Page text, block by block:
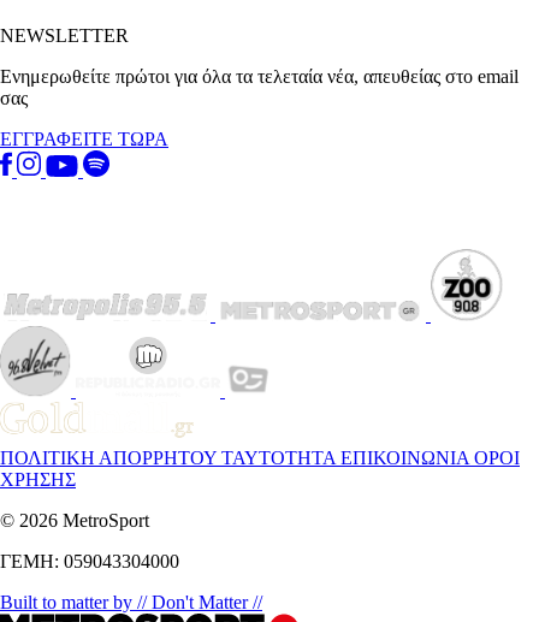
NEWSLETTER
Ενημερωθείτε πρώτοι για όλα τα τελεταία νέα, απευθείας στο email
σας
ΕΓΓΡΑΦΕΙΤΕ ΤΩΡΑ
ΠΟΛΙΤΙΚΗ ΑΠΟΡΡΗΤΟΥ ΤΑΥΤΟΤΗΤΑ ΕΠΙΚΟΙΝΩΝΙΑ ΟΡΟΙ
ΧΡΗΣΗΣ
© 2026 MetroSport
ΓΕΜΗ: 059043304000
Built to matter by // Don't Matter //